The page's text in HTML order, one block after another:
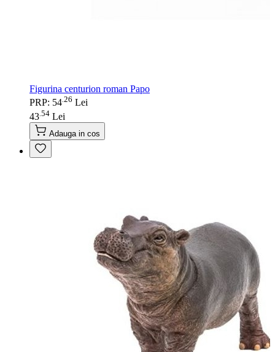
Figurina centurion roman Papo
PRP: 54 26 Lei
43 54 Lei
Adauga in cos